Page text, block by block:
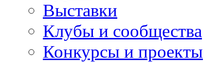
Выставки
Клубы и сообщества
Конкурсы и проекты